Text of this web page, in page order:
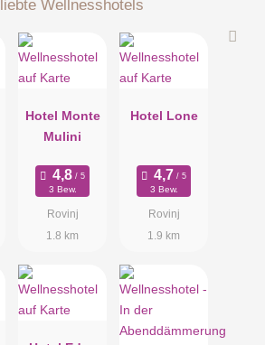
Wellnesshotels
Hotel Monte
Mulini
3 Bew.
Rovinj
1.8 km
Hotel Lone
3 Bew.
Rovinj
1.9 km